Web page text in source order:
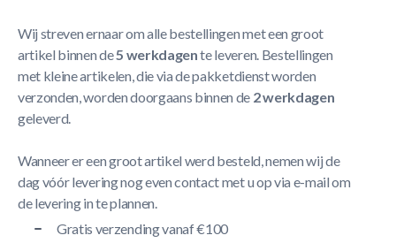
Wij streven ernaar om alle bestellingen met een groot
artikel binnen de5 werkdagente leveren. Bestellingen
met kleine artikelen, die via de pakketdienst worden
verzonden, worden doorgaans binnen de 2 werkdagen
geleverd.
Wanneer er een groot artikel werd besteld, nemen wij de
dag vóór levering nog even contact met u op via e-mail om
de levering in te plannen.
Gratis verzending vanaf €100